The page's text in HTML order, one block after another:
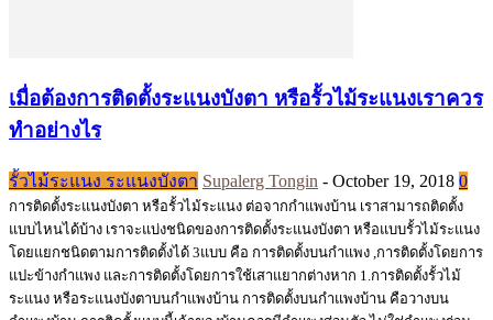
เมื่อต้องการติดตั้งระแนงบังตา หรือรั้วไม้ระแนงเราควร
ทำอย่างไร
รั้วไม้ระแนง ระแนงบังตา Supalerg Tongin - October 19, 2018 0
การติดตั้งระแนงบังตา หรือรั้วไม้ระแนง ต่อจากกำแพงบ้าน เราสามารถติดตั้ง
แบบไหนได้บ้าง เราจะแบ่งชนิดของการติดตั้งระแนงบังตา หรือแบบรั้วไม้ระแนง
โดยแยกชนิดตามการติดตั้งได้ 3แบบ คือ การติดตั้งบนกำแพง ,การติดตั้งโดยการ
แปะข้างกำแพง และการติดตั้งโดยการใช้เสาแยากต่างหาก 1.การติดตั้งรั้วไม้
ระแนง หรือระแนงบังตาบนกำแพงบ้าน การติดตั้งบนกำแพงบ้าน คือวางบน